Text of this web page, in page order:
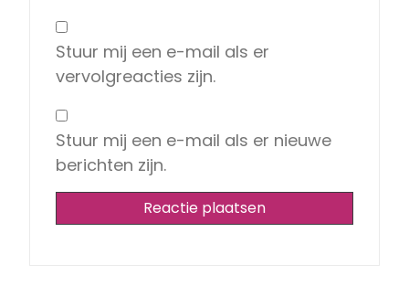
Stuur mij een e-mail als er
vervolgreacties zijn.
Stuur mij een e-mail als er nieuwe
berichten zijn.